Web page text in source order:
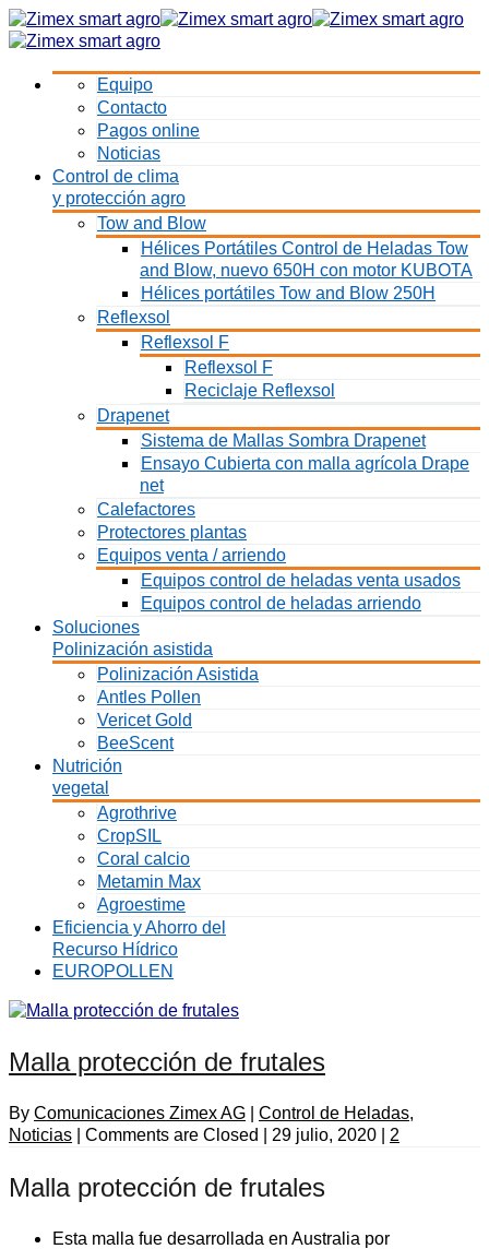
Equipo
Contacto
Pagos online
Noticias
Control de clima
y protección agro
Tow and Blow
Hélices Portátiles Control de Heladas Tow
and Blow, nuevo 650H con motor KUBOTA
Hélices portátiles Tow and Blow 250H
Reflexsol
Reflexsol F
Reflexsol F
Reciclaje Reflexsol
Drapenet
Sistema de Mallas Sombra Drapenet
Ensayo Cubierta con malla agrícola Drape
net
Calefactores
Protectores plantas
Equipos venta / arriendo
Equipos control de heladas venta usados
Equipos control de heladas arriendo
Soluciones
Polinización asistida
Polinización Asistida
Antles Pollen
Vericet Gold
BeeScent
Nutrición
vegetal
Agrothrive
CropSIL
Coral calcio
Metamin Max
Agroestime
Eficiencia y Ahorro del
Recurso Hídrico
EUROPOLLEN
Malla protección de frutales
By Comunicaciones Zimex AG Control de Heladas,
Noticias
Comments are Closed 29 julio, 2020 2
Malla protección de frutales
Esta malla fue desarrollada en Australia por